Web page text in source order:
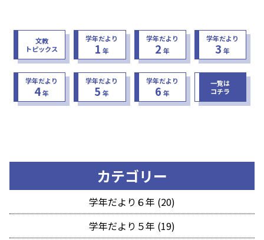
文教
トピックス
学年だより
1 年
学年だより
2 年
学年だより
3 年
学年だより
4年
学年だより
5 年
学年だより
6 年
一覧は
コチラ
カテゴリー
学年だより６年 (20)
学年だより５年 (19)